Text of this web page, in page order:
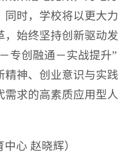
时，学校将以更大力
，始终坚持创新驱动发
专创融通－实战提升”
精神、创业意识与实践
求的高素质应用型人
心 赵晓辉）